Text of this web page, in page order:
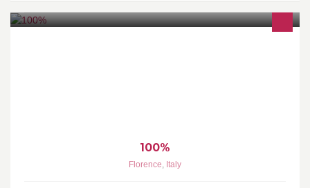
100%
Florence, Italy